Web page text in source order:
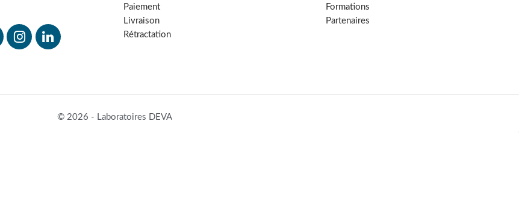
Paiement
Livraison
Rétractation
Formations
Partenaires
© 2026 - Laboratoires DEVA